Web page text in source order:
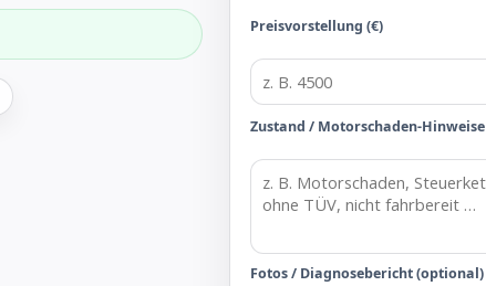
Preisvorstellung (€)
Zustand / Motorschaden-Hinweise
Fotos / Diagnosebericht (optional)